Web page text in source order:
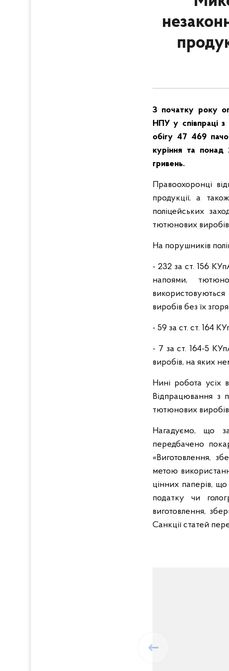
З початку року
НПУ у співпраці з
обігу 47 469
куріння та
гривень.
Правоохоронці
продукції, а
поліцейських
тютюнових виробів
На порушників
- 232 за ст. 156
напоями,
виробів без їх
- 59 за ст. ст. 164
- 7 за ст. 164-5
виробів, на яких
Нині робота усіх
Відпрацювання з
тютюнових
Нагадуємо, що
передбачено
«Виготовлення,
метою
цінних паперів,
податку чи
виготовлення,
Санкції статей